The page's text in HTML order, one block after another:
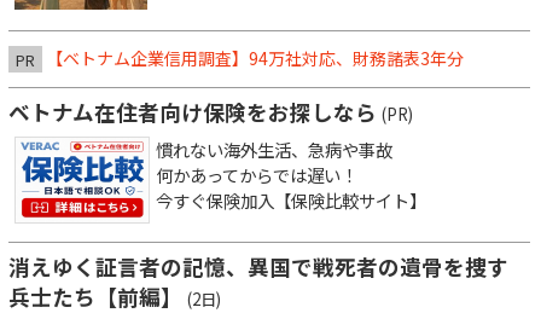
PR 【ベトナム企業信用調査】94万社対応、財務諸表3年分
ベトナム在住者向け保険をお探しなら (PR)
慣れない海外生活、急病や事故
何かあってからでは遅い！
今すぐ保険加入【保険比較サイト】
消えゆく証言者の記憶、異国で戦死者の遺骨を捜す
兵士たち【前編】
(2日)